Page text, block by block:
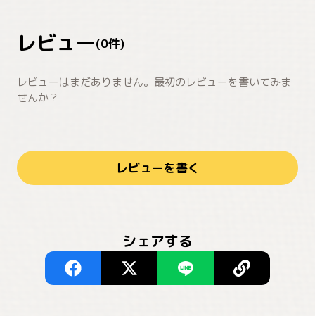
レビュー(0件)
レビューはまだありません。最初のレビューを書いてみま
せんか？
レビューを書く
シェアする